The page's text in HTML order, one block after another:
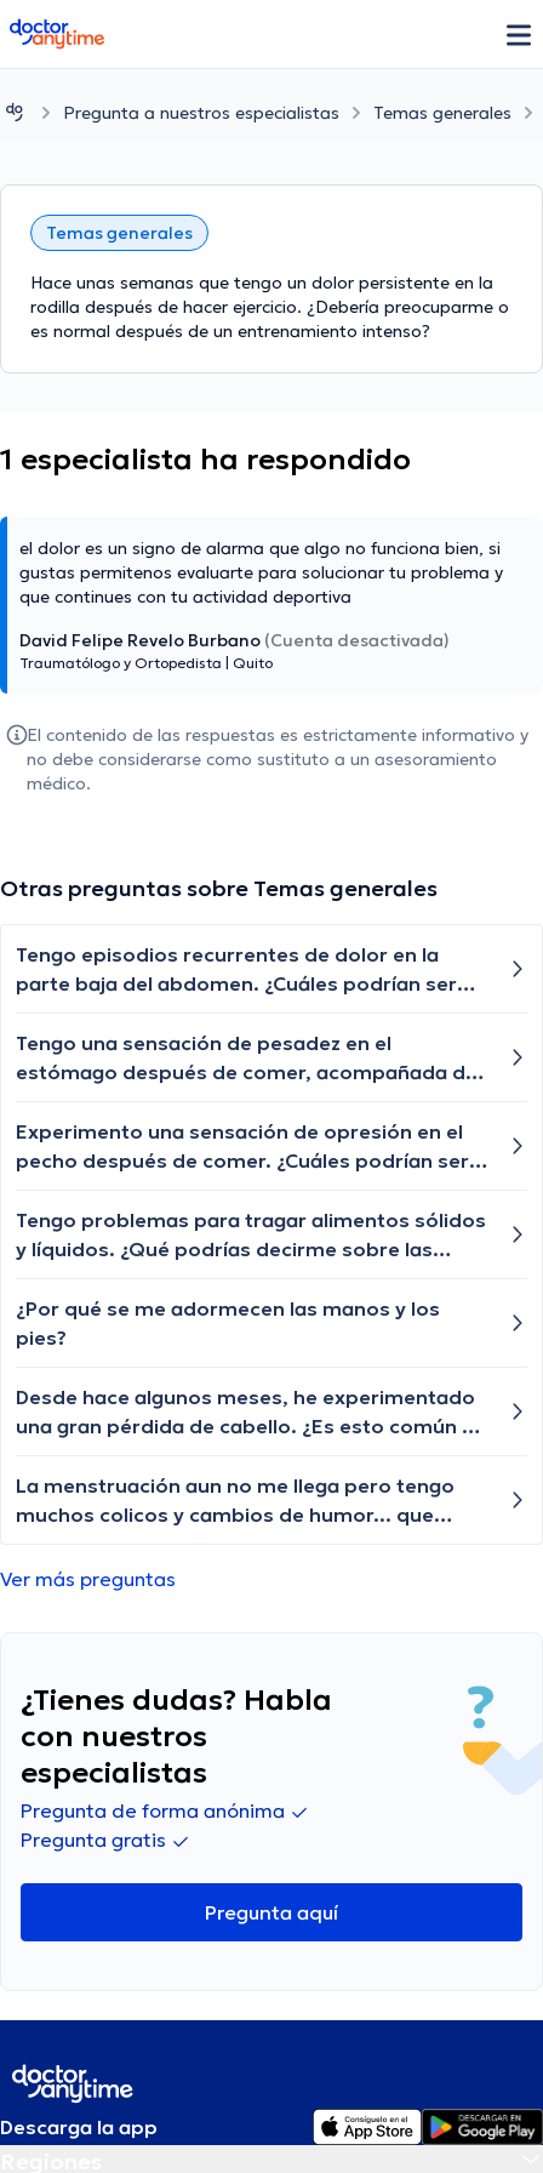
doctoranytime
Pregunta a nuestros especialistas Temas generales
Temas generales
Hace unas semanas que tengo un dolor persistente en la
rodilla después de hacer ejercicio. ¿Debería preocuparme o
es normal después de un entrenamiento intenso?
1 especialista ha respondido
el dolor es un signo de alarma que algo no funciona bien, si
gustas permitenos evaluarte para solucionar tu problema y
que continues con tu actividad deportiva
David Felipe Revelo Burbano (Cuenta desactivada)
Traumatólogo y Ortopedista Quito
El contenido de las respuestas es estrictamente informativo y
no debe considerarse como sustituto a un asesoramiento
médico.
Otras preguntas sobre Temas generales
Tengo episodios recurrentes de dolor en la
parte baja del abdomen. ¿Cuáles podrían ser
cuándo debería buscar atención médica?
Tengo una sensación de pesadez en el
estómago después de comer, acompañada de
posibles causas de esta sensación y cuándo
debería buscar orientación médica?
Experimento una sensación de opresión en el
pecho después de comer. ¿Cuáles podrían ser
opresión y cuándo debería buscar atención
médica?
Tengo problemas para tragar alimentos sólidos
y líquidos. ¿Qué podrías decirme sobre las
buscar ayuda médica?
¿Por qué se me adormecen las manos y los
pies?
Desde hace algunos meses, he experimentado
una gran pérdida de cabello. ¿Es esto común en
La menstruación aun no me llega pero tengo
muchos colicos y cambios de humor... que
estoy embarazada
Ver más preguntas
¿Tienes dudas? Habla
con nuestros
especialistas
Pregunta de forma anónima
Pregunta gratis
Pregunta aquí
Descarga la app